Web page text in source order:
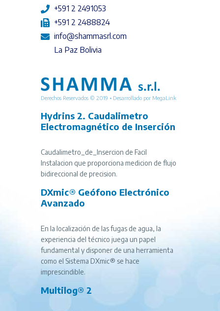
+591 2 2491053
+591 2 2488824
info@shammasrl.com
La Paz Bolivia
Derechos Reservados © 2019 • Desarrollado por MegaLink
Hydrins 2. Caudalimetro
Electromagnético de Inserción
Caudalimetro_de_Insercion de Facil
Instalacion que proporciona medicion de flujo
bidireccional de precision.
DXmic® Geófono Electrónico
Avanzado
En la localización de las fugas de agua, la
experiencia del técnico juega un papel
fundamental y disponer de una herramienta
como el Sistema DXmic® se hace
imprescindible.
Multilog® 2